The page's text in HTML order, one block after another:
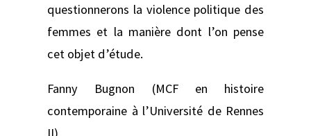
questionnerons la violence politique des
femmes et la manière dont l’on pense
cet objet d’étude.
Fanny Bugnon (MCF en histoire
contemporaine à l’Université de Rennes